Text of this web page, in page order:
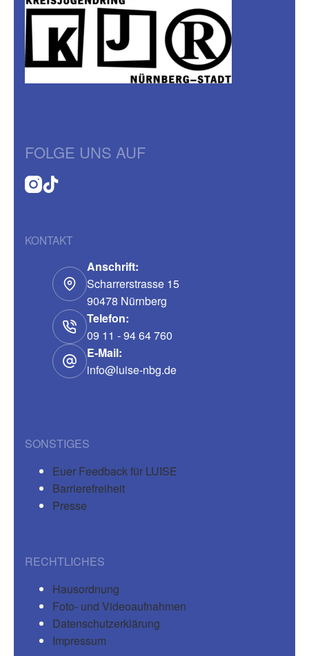
FOLGE UNS AUF
KONTAKT
Anschrift:
Scharrerstrasse 15
90478 Nürnberg
Telefon:
09 11 - 94 64 760
E-Mail:
info@luise-nbg.de
SONSTIGES
Euer Feedback für LUISE
Barrierefreiheit
Presse
RECHTLICHES
Hausordnung
Foto- und Videoaufnahmen
Datenschutzerklärung
Impressum